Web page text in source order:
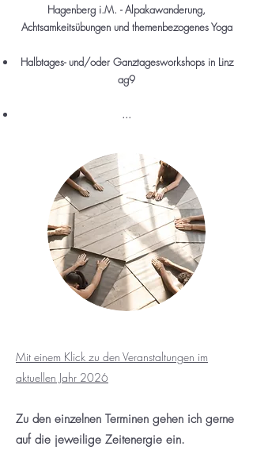
Hagenberg i.M. - Alpakawanderung,
Achtsamkeitsübungen und themenbezogenes Yoga
Halbtages- und/oder Ganztagesworkshops in Linz
ag9
...
Mit einem Klick zu den Veranstaltungen im
aktuellen Jahr 2026
​Zu den einzelnen Terminen gehen ich gerne
auf die jeweilige Zeitenergie ein.